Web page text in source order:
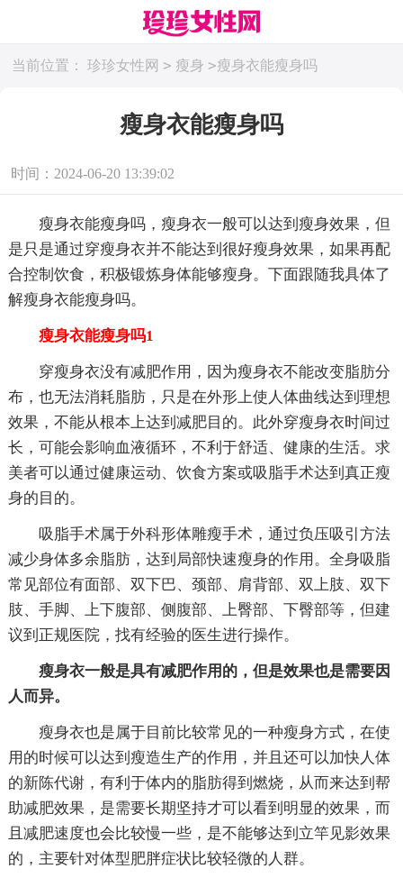
当前位置： 珍珍女性网 > 瘦身 >瘦身衣能瘦身吗
瘦身衣能瘦身吗
时间：2024-06-20 13:39:02
瘦身衣能瘦身吗，瘦身衣一般可以达到瘦身效果，但
是只是通过穿瘦身衣并不能达到很好瘦身效果，如果再配
合控制饮食，积极锻炼身体能够瘦身。下面跟随我具体了
解瘦身衣能瘦身吗。
瘦身衣能瘦身吗1
穿瘦身衣没有减肥作用，因为瘦身衣不能改变脂肪分
布，也无法消耗脂肪，只是在外形上使人体曲线达到理想
效果，不能从根本上达到减肥目的。此外穿瘦身衣时间过
长，可能会影响血液循环，不利于舒适、健康的生活。求
美者可以通过健康运动、饮食方案或吸脂手术达到真正瘦
身的目的。
吸脂手术属于外科形体雕瘦手术，通过负压吸引方法
减少身体多余脂肪，达到局部快速瘦身的作用。全身吸脂
常见部位有面部、双下巴、颈部、肩背部、双上肢、双下
肢、手脚、上下腹部、侧腹部、上臀部、下臀部等，但建
议到正规医院，找有经验的医生进行操作。
瘦身衣一般是具有减肥作用的，但是效果也是需要因
人而异。
瘦身衣也是属于目前比较常见的一种瘦身方式，在使
用的时候可以达到瘦造生产的作用，并且还可以加快人体
的新陈代谢，有利于体内的脂肪得到燃烧，从而来达到帮
助减肥效果，是需要长期坚持才可以看到明显的效果，而
且减肥速度也会比较慢一些，是不能够达到立竿见影效果
的，主要针对体型肥胖症状比较轻微的人群。